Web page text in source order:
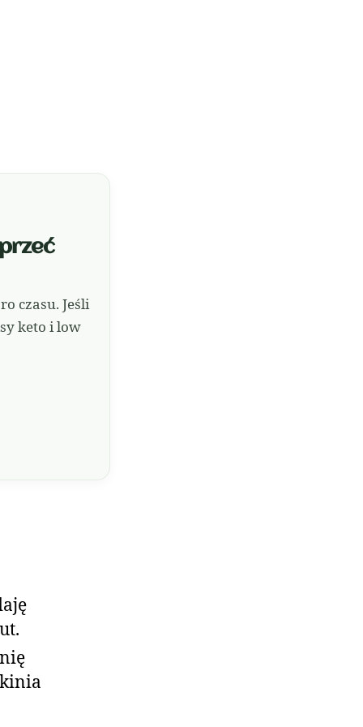
czasu. Jeśli
keto i low